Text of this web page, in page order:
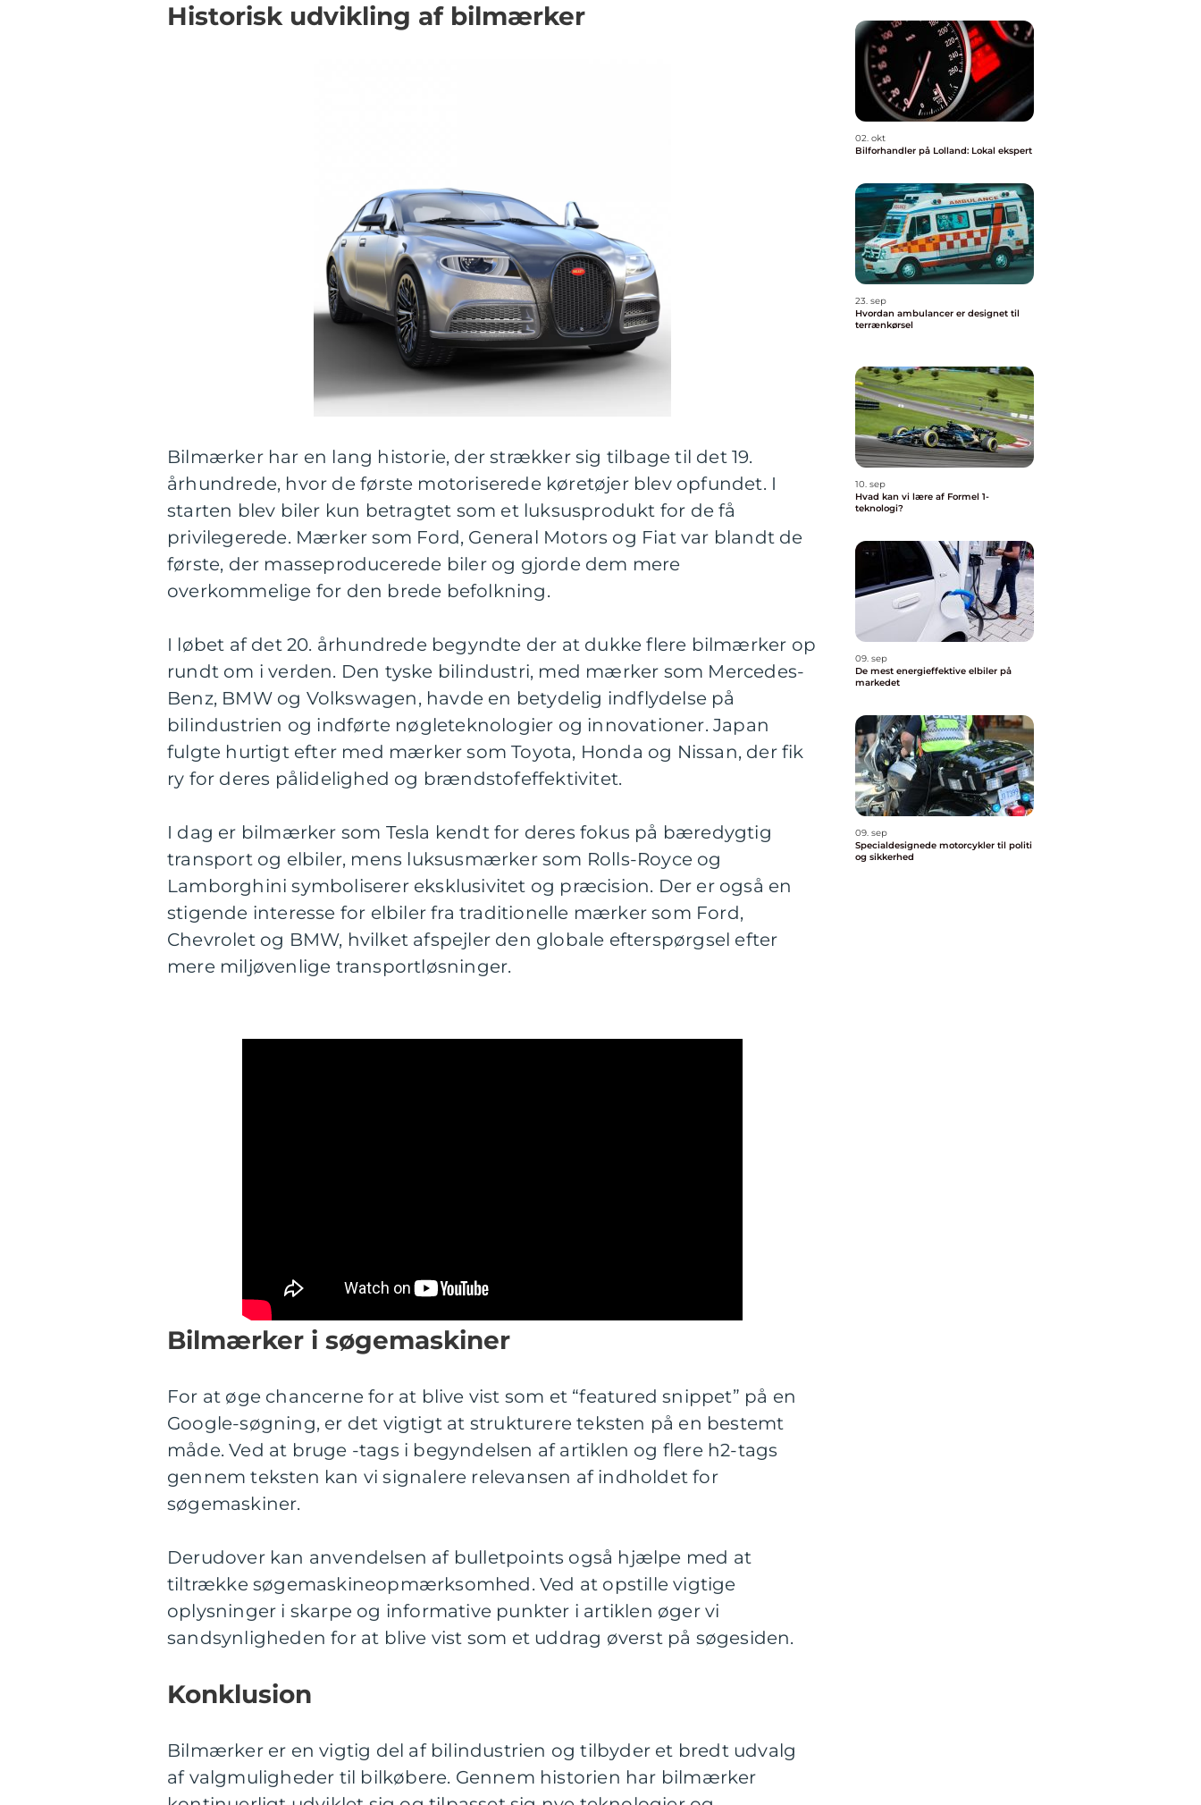
Historisk udvikling af bilmærker
Bilmærker har en lang historie, der strækker sig tilbage til det 19.
århundrede, hvor de første motoriserede køretøjer blev opfundet. I
starten blev biler kun betragtet som et luksusprodukt for de få
privilegerede. Mærker som Ford, General Motors og Fiat var blandt de
første, der masseproducerede biler og gjorde dem mere
overkommelige for den brede befolkning.
I løbet af det 20. århundrede begyndte der at dukke flere bilmærker op
rundt om i verden. Den tyske bilindustri, med mærker som Mercedes-
Benz, BMW og Volkswagen, havde en betydelig indflydelse på
bilindustrien og indførte nøgleteknologier og innovationer. Japan
fulgte hurtigt efter med mærker som Toyota, Honda og Nissan, der fik
ry for deres pålidelighed og brændstofeffektivitet.
I dag er bilmærker som Tesla kendt for deres fokus på bæredygtig
transport og elbiler, mens luksusmærker som Rolls-Royce og
Lamborghini symboliserer eksklusivitet og præcision. Der er også en
stigende interesse for elbiler fra traditionelle mærker som Ford,
Chevrolet og BMW, hvilket afspejler den globale efterspørgsel efter
mere miljøvenlige transportløsninger.
Bilmærker i søgemaskiner
For at øge chancerne for at blive vist som et “featured snippet” på en
Google-søgning, er det vigtigt at strukturere teksten på en bestemt
måde. Ved at bruge -tags i begyndelsen af artiklen og flere h2-tags
gennem teksten kan vi signalere relevansen af indholdet for
søgemaskiner.
Derudover kan anvendelsen af bulletpoints også hjælpe med at
tiltrække søgemaskineopmærksomhed. Ved at opstille vigtige
oplysninger i skarpe og informative punkter i artiklen øger vi
sandsynligheden for at blive vist som et uddrag øverst på søgesiden.
Konklusion
Bilmærker er en vigtig del af bilindustrien og tilbyder et bredt udvalg
af valgmuligheder til bilkøbere. Gennem historien har bilmærker
02. okt
Bilforhandler på Lolland: Lokal ekspert
23. sep
Hvordan ambulancer er designet til
terrænkørsel
10. sep
Hvad kan vi lære af Formel 1-
teknologi?
09. sep
De mest energieffektive elbiler på
markedet
09. sep
Specialdesignede motorcykler til politi
og sikkerhed